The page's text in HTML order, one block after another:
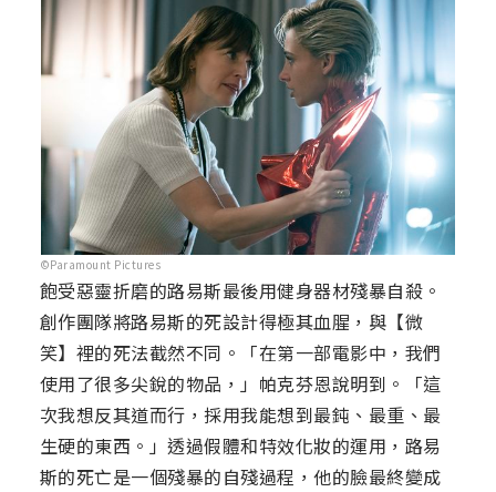
©Paramount Pictures
飽受惡靈折磨的路易斯最後用健身器材殘暴自殺。
創作團隊將路易斯的死設計得極其血腥，與【微
笑】裡的死法截然不同。「在第一部電影中，我們
使用了很多尖銳的物品，」帕克芬恩說明到。「這
次我想反其道而行，採用我能想到最鈍、最重、最
生硬的東西。」透過假體和特效化妝的運用，路易
斯的死亡是一個殘暴的自殘過程，他的臉最終變成